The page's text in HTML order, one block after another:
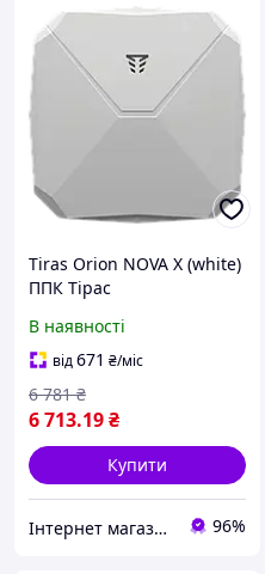
Tiras Orion NOVA X (white)
ППК Тірас
В наявності
від671 ₴/міс
6 713.19₴
6 781 ₴
Купити
Інтернет магазин Store7 96%